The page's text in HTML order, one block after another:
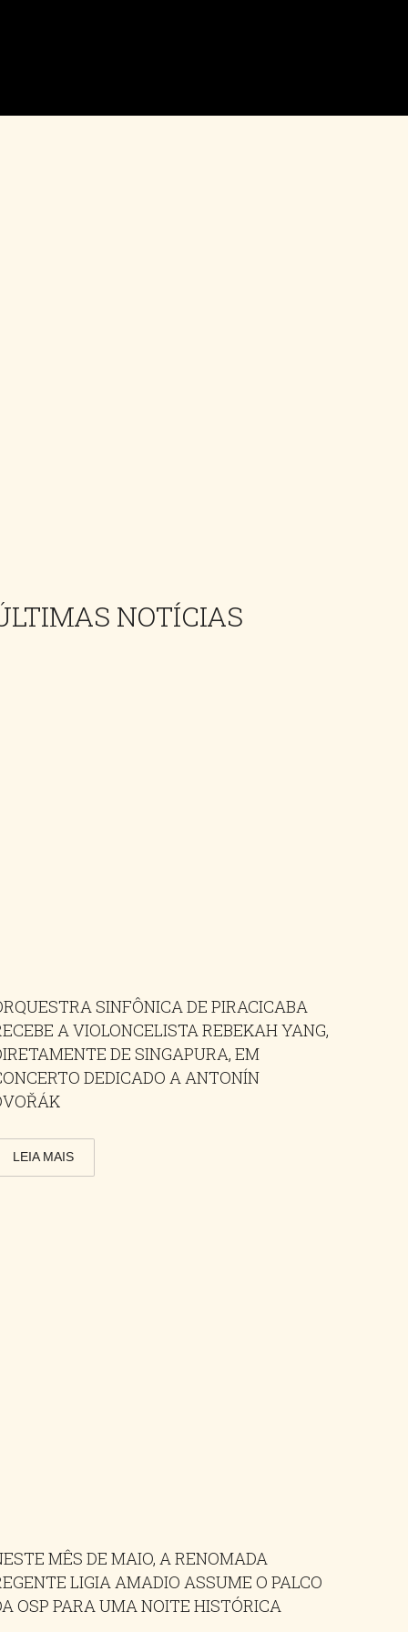
NOTÍCIAS
SINFÔNICA DE PIRACICABA
A VIOLONCELISTA REBEKAH YANG,
DE SINGAPURA, EM
DEDICADO A ANTONÍN
LEIA MAIS
MÊS DE MAIO, A RENOMADA
LIGIA AMADIO ASSUME O PALCO
OSP PARA UMA NOITE HISTÓRICA